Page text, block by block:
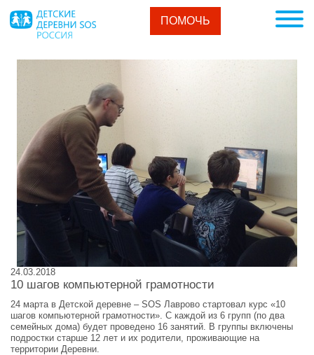
ПОМОЧЬ
24.03.2018
10 шагов компьютерной грамотности
24 марта в Детской деревне – SOS Лаврово стартовал курс «10
шагов компьютерной грамотности». С каждой из 6 групп (по два
семейных дома) будет проведено 16 занятий. В группы включены
подростки старше 12 лет и их родители, проживающие на
территории Деревни.